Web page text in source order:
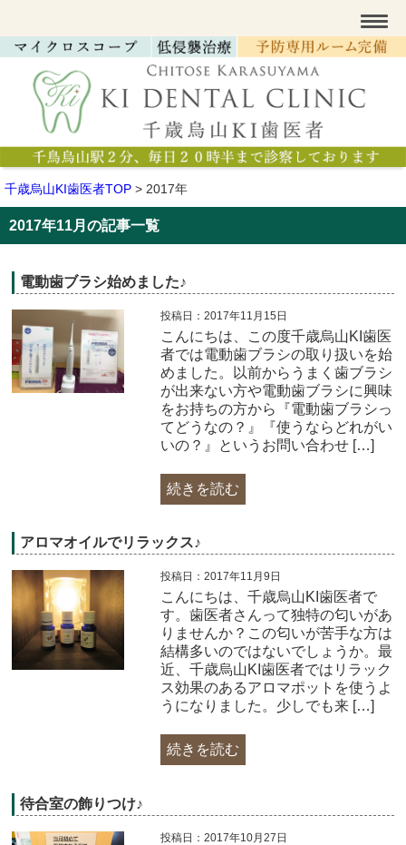
千歳烏山KI歯医者TOP > 2017年
2017年11月の記事一覧
電動歯ブラシ始めました♪
投稿日：2017年11月15日
こんにちは、この度千歳烏山KI歯医
者では電動歯ブラシの取り扱いを始
めました。以前からうまく歯ブラシ
が出来ない方や電動歯ブラシに興味
をお持ちの方から『電動歯ブラシっ
てどうなの？』『使うならどれがい
いの？』というお問い合わせ […]
続きを読む
アロマオイルでリラックス♪
投稿日：2017年11月9日
こんにちは、千歳烏山KI歯医者で
す。歯医者さんって独特の匂いがあ
りませんか？この匂いが苦手な方は
結構多いのではないでしょうか。最
近、千歳烏山KI歯医者ではリラック
ス効果のあるアロマポットを使うよ
うになりました。少しでも来 […]
続きを読む
待合室の飾りつけ♪
投稿日：2017年10月27日